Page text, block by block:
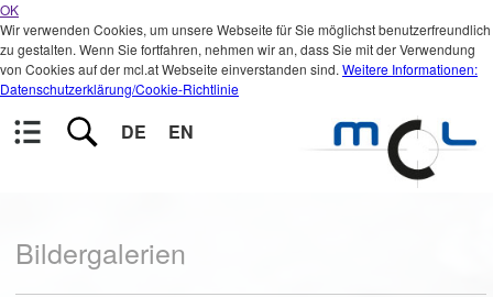
OK
Wir verwenden Cookies, um unsere Webseite für Sie möglichst benutzerfreundlich
zu gestalten. Wenn Sie fortfahren, nehmen wir an, dass Sie mit der Verwendung
von Cookies auf der mcl.at Webseite einverstanden sind. Weitere Informationen:
Datenschutzerklärung/Cookie-Richtlinie
DE EN
Bildergalerien